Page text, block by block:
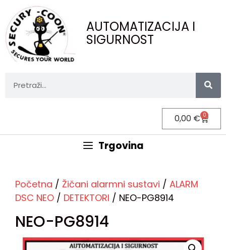
AUTOMATIZACIJA I
SIGURNOST
0,00 € 0
Trgovina
Početna / Žičani alarmni sustavi / ALARM
DSC NEO / DETEKTORI / NEO-PG8914
NEO-PG8914